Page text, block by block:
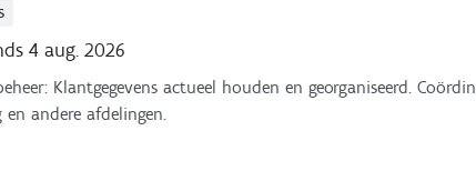
4 aug. 2026
Klantgegevens actueel houden en georganiseerd.
andere afdelingen.